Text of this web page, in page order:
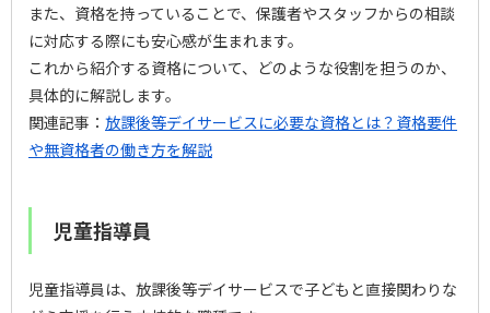
また、資格を持っていることで、保護者やスタッフからの相談
に対応する際にも安心感が生まれます。
これから紹介する資格について、どのような役割を担うのか、
具体的に解説します。
関連記事： 放課後等デイサービスに必要な資格とは？資格要件
や無資格者の働き方を解説
児童指導員
児童指導員は、放課後等デイサービスで子どもと直接関わりな